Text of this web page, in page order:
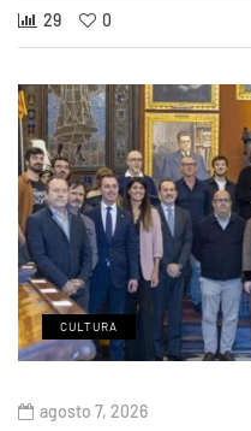
29 0
CULTURA
agosto 7, 2026